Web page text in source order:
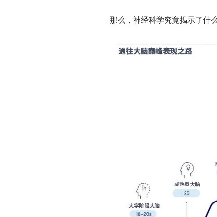
那么，神经科学究竟揭示了什